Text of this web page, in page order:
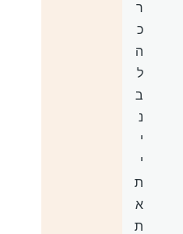
ר
כ
ה
ל
ב
ת
א
ת